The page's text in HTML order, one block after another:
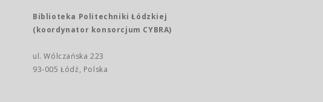
Biblioteka Politechniki Łódzkiej
(koordynator konsorcjum CYBRA)
ul. Wólczańska 223
93-005 Łódź, Polska